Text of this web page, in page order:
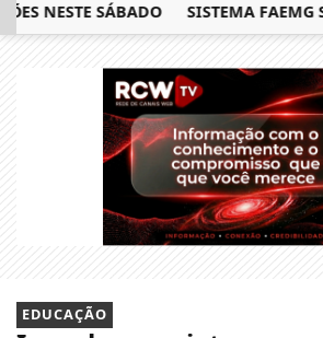
SÁBADO SISTEMA FAEMG
EDUCAÇÃO